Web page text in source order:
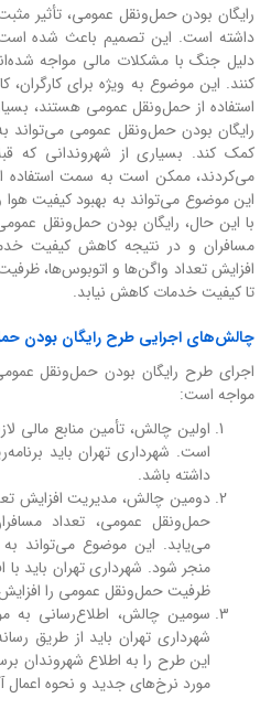
رایگان بودن حمل‌ونقل عمومی، تأثیر
داشته است. این تصمیم باعث شده است
دلیل جنگ با مشکلات مالی مواجه
کنند. این موضوع به ویژه برای کارگران،
استفاده از حمل‌ونقل عمومی هستند،
رایگان بودن حمل‌ونقل عمومی می‌تواند
کمک کند. بسیاری از شهروندانی که
می‌کردند، ممکن است به سمت استفاده
این موضوع می‌تواند به بهبود کیفیت
با این حال، رایگان بودن حمل‌ونقل
مسافران و در نتیجه کاهش کیفیت
افزایش تعداد واگن‌ها و اتوبوس‌ها،
تا کیفیت خدمات کاهش نیابد.
چالش‌های اجرایی طرح رایگان بودن
اجرای طرح رایگان بودن حمل‌ونقل
مواجه است:
اولین چالش، تأمین منابع مالی
است. شهرداری تهران باید
داشته باشد.
دومین چالش، مدیریت افزایش
حمل‌ونقل عمومی، تعداد
می‌یابد. این موضوع می‌تواند
منجر شود. شهرداری تهران باید
ظرفیت حمل‌ونقل عمومی را
سومین چالش، اطلاع‌رسانی به
شهرداری تهران باید از طریق
این طرح را به اطلاع شهروندان
مورد نرخ‌های جدید و نحوه اعمال